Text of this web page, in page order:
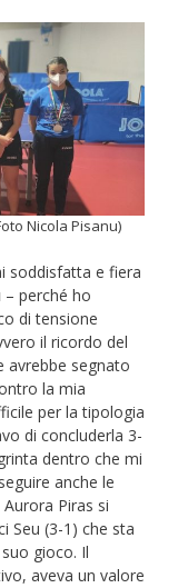
Nicola Pisanu)
soddisfatta e fiera
– perché ho
di tensione
il ricordo del
avrebbe segnato
la mia
per la tipologia
di concluderla 3-
dentro che mi
anche le
Piras si
Seu (3-1) che sta
gioco. Il
aveva un valore